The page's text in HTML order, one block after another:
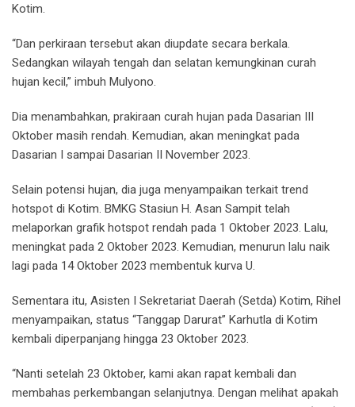
Kotim.
“Dan perkiraan tersebut akan diupdate secara berkala.
Sedangkan wilayah tengah dan selatan kemungkinan curah
hujan kecil,” imbuh Mulyono.
Dia menambahkan, prakiraan curah hujan pada Dasarian III
Oktober masih rendah. Kemudian, akan meningkat pada
Dasarian I sampai Dasarian II November 2023.
Selain potensi hujan, dia juga menyampaikan terkait trend
hotspot di Kotim. BMKG Stasiun H. Asan Sampit telah
melaporkan grafik hotspot rendah pada 1 Oktober 2023. Lalu,
meningkat pada 2 Oktober 2023. Kemudian, menurun lalu naik
lagi pada 14 Oktober 2023 membentuk kurva U.
Sementara itu, Asisten I Sekretariat Daerah (Setda) Kotim, Rihel
menyampaikan, status “Tanggap Darurat” Karhutla di Kotim
kembali diperpanjang hingga 23 Oktober 2023.
“Nanti setelah 23 Oktober, kami akan rapat kembali dan
membahas perkembangan selanjutnya. Dengan melihat apakah